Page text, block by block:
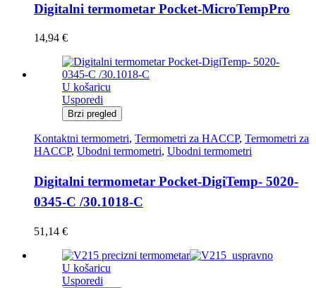
Digitalni termometar Pocket-MicroTempPro
14,94 €
U košaricu
Usporedi
Brzi pregled
Kontaktni termometri, Termometri za HACCP, Termometri za
HACCP, Ubodni termometri, Ubodni termometri
Digitalni termometar Pocket-DigiTemp- 5020-
0345-C /30.1018-C
51,14 €
U košaricu
Usporedi